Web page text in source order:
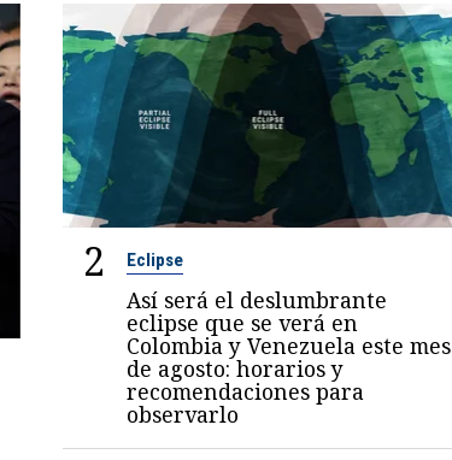
2 Eclipse
Así será el deslumbrante
eclipse que se verá en
Colombia y Venezuela este mes
de agosto: horarios y
recomendaciones para
observarlo